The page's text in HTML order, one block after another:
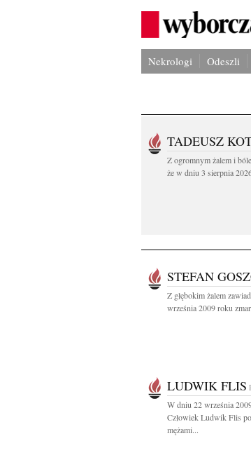
Nekrologi Odeszli
TADEUSZ
Z ogromnym żalem i
że w dniu 3 sierpnia
STEFAN
Z głębokim żalem
września 2009 roku
LUDWIK FLIS
W dniu 22 września
Człowiek Ludwik Flis
mężami...